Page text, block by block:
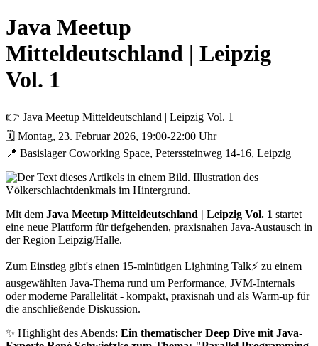
Java Meetup
Mitteldeutschland | Leipzig
Vol. 1
👉 Java Meetup Mitteldeutschland | Leipzig Vol. 1
🗓️ Montag, 23. Februar 2026, 19:00-22:00 Uhr
📍 Basislager Coworking Space, Peterssteinweg 14-16, Leipzig
Mit dem Java Meetup Mitteldeutschland | Leipzig Vol. 1 startet
eine neue Plattform für tiefgehenden, praxisnahen Java-Austausch in
der Region Leipzig/Halle.
Zum Einstieg gibt's einen 15-minütigen Lightning Talk⚡ zu einem
ausgewählten Java-Thema rund um Performance, JVM-Internals
oder moderne Parallelität - kompakt, praxisnah und als Warm-up für
die anschließende Diskussion.
✨ Highlight des Abends: Ein thematischer Deep Dive mit Java-